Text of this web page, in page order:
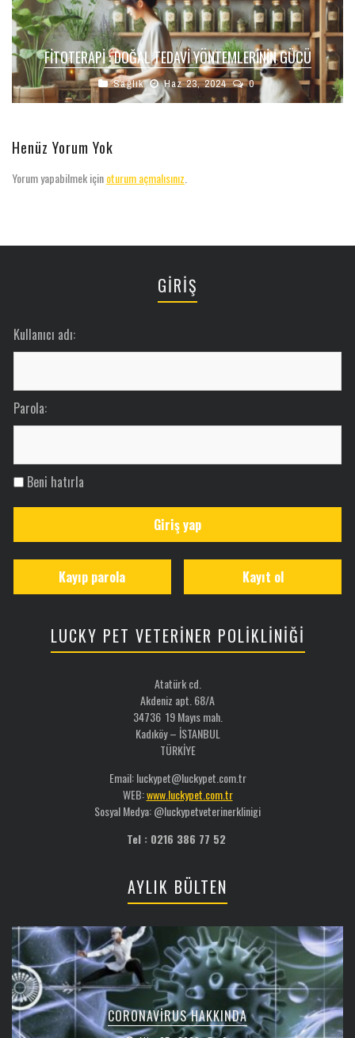
FİTOTERAPİ : DOĞAL TEDAVI YÖNTEMLERININ GÜCÜ
Sağlık Haz 23, 2024 0
Henüz Yorum Yok
Yorum yapabilmek içinoturum açmalısınız
GİRİŞ
Kullanıcı adı:
Parola:
Beni hatırla
Giriş yap
Kayıt ol
Kayıp parola
LUCKY PET VETERİNER POLİKLİNİĞİ
Atatürk cd.
Akdeniz apt. 68/A
34736 19 Mayıs mah.
Kadıköy – İSTANBUL
TÜRKİYE
Email: luckypet@luckypet.com.tr
WEB:www.luckypet.com.tr
Sosyal Medya: @luckypetveterinerklinigi
Tel : 0216 386 77 52
AYLIK BÜLTEN
CORONAVIRUS HAKKINDA